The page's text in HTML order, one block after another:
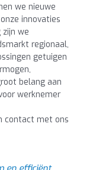
we nieuwe
innovaties
zijn we
regionaal,
getuigen
belang aan
werknemer
contact met ons